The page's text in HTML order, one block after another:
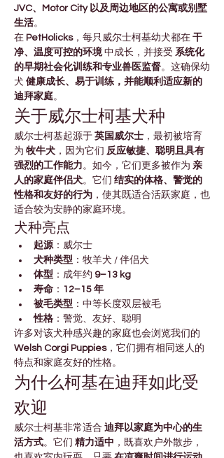
JVC、Motor City 以及周边地区的公寓或别墅
生活。
在 PetHolicks，每只威尔士柯基幼犬都在 干
净、温度可控的环境 中成长，并接受 系统化
的早期社会化训练和专业兽医监督。这确保幼
犬 健康成长、易于训练，并能顺利适应新的
迪拜家庭。
关于威尔士柯基犬种
威尔士柯基起源于 英国威尔士 ，最初被培育
为 牧牛犬 ，因为它们 反应敏捷、聪明且具有
强烈的工作能力。如今，它们更多被作为 亲
人的家庭伴侣犬。它们 结实的体格、警觉的
性格和友好的行为 ，使其既适合活跃家庭，也
适合较为安静的家庭环境。
犬种亮点
起源：威尔士
犬种类型 ：牧羊犬 / 伴侣犬
体型 ：成年约 9–13 kg
寿命 ： 12–15 年
被毛类型 ：中等长度双层被毛
性格 ：警觉、友好、聪明
许多对该犬种感兴趣的家庭也会浏览我们的
Welsh Corgi Puppies，它们拥有相同迷人的
特点和家庭友好的性格。
为什么柯基在迪拜如此受
欢迎
威尔士柯基非常适合 迪拜以家庭为中心的生
活方式。它们 精力适中 ，既喜欢户外散步，